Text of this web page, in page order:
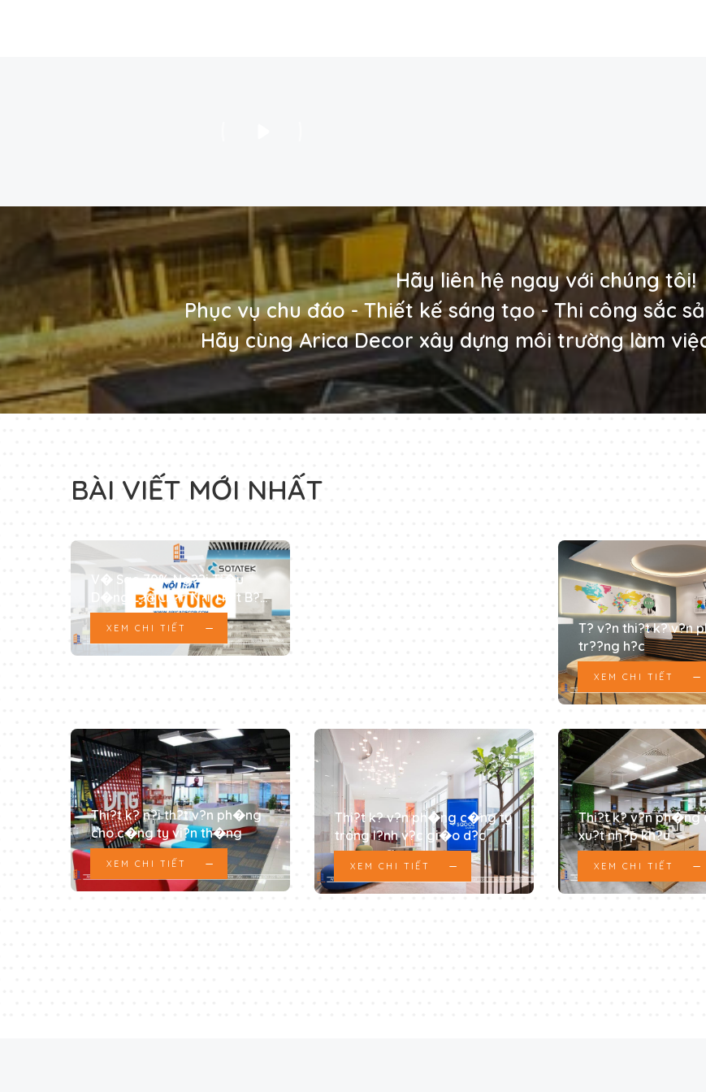
Hãy liên hệ ngay với chúng tôi!
Phục vụ chu đáo - Thiết kế sáng tạo - Thi công sắc
Hãy cùng Arica Decor xây dựng môi trường làm
BÀI VIẾT MỚI NHẤT
V� Sao 70% Ng??i Ti�u
D�ng L?a Ch?n N?i Th?t B?n
V?ng?
XEM CHI TIẾT
T? v?n thi?t k? v?n
tr??ng h?c
XEM CHI TIẾT
Thi?t k? n?i th?t v?n ph�ng
cho c�ng ty vi?n th�ng
XEM CHI TIẾT
Thi?t k? v?n ph�ng c�ng ty
trong l?nh v?c gi�o d?c
XEM CHI TIẾT
Thi?t k? v?n
xu?t nh?p kh?u
XEM CHI TIẾT